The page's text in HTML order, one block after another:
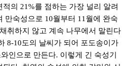
적의 21%를 점하는 가장 널리 알려
만숙성으로 10월부터 11월에 완숙
취하지 않고 계속 나무에서 말린다
8-10도의 날씨가 되어 포도송이가
인으로 만든다. 이렇게 긴 숙성기